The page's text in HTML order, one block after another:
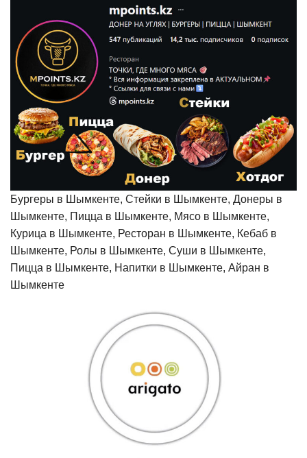
Бургеры в Шымкенте, Стейки в Шымкенте, Донеры в
Шымкенте, Пицца в Шымкенте, Мясо в Шымкенте,
Курица в Шымкенте, Ресторан в Шымкенте, Кебаб в
Шымкенте, Ролы в Шымкенте, Суши в Шымкенте,
Пицца в Шымкенте, Напитки в Шымкенте, Айран в
Шымкенте